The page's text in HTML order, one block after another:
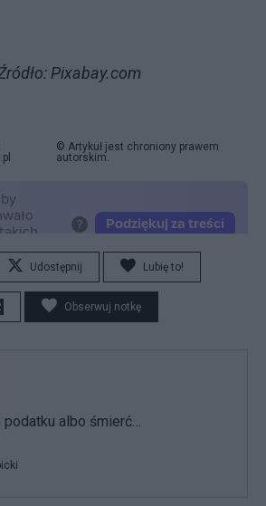
Pixabay.com
© Artykuł jest chroniony prawem
autorskim.
Udostępnij Lubię to!
Obserwuj notkę
albo śmierć…